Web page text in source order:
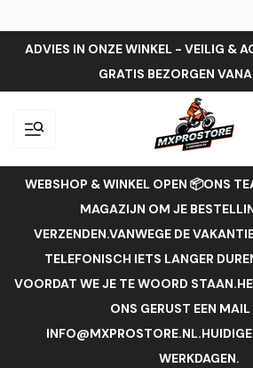
ADVIES IN ONZE WINKEL - VEILIG &
GRATIS BEZORGEN
WEBSHOP & WINKEL OPEN 📦ONS
MAGAZIJN OM JE
VERZENDEN.VANWEGE DE
TELEFONISCH IETS LANGER
VOORDAT WE JE TE WOORD
ONS GERUST EEN
WERKDAGEN.